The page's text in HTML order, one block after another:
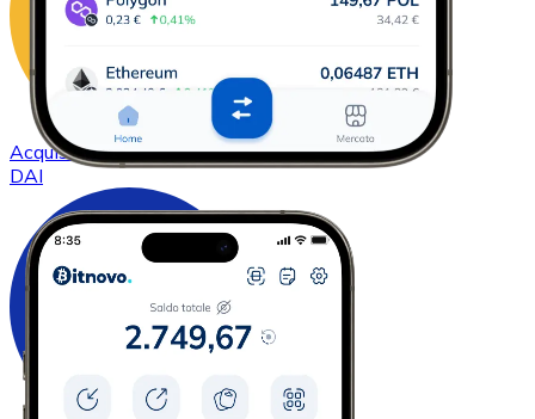
AcquistareDAIcon bonifico bancario
DAI